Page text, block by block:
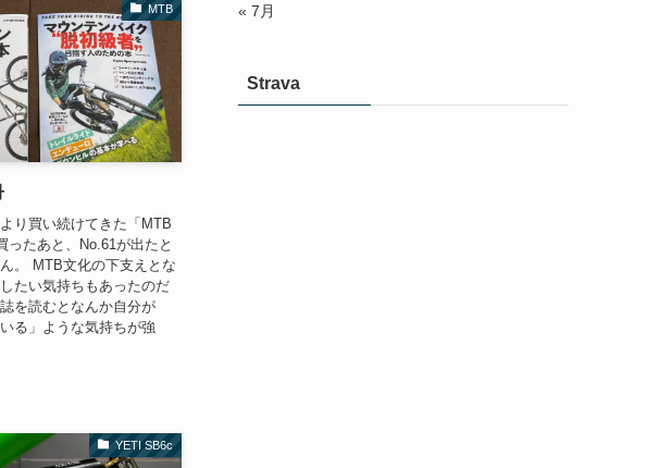
MTB
り買い続けてきた「MTB
ったあと、No.61が出たと
。 MTB文化の下支えとな
たい気持ちもあったのだ
を読むとなんか自分が
る」ような気持ちが強
YETI SB6c
« 7月
Strava